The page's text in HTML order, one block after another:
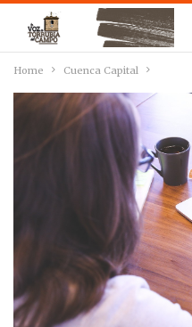
Home Cuenca Capital